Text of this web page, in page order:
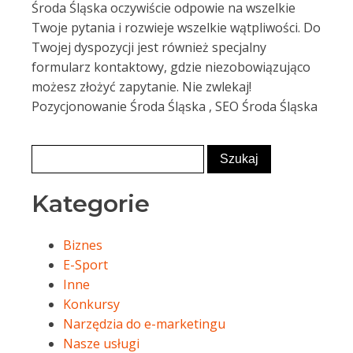
Środa Śląska oczywiście odpowie na wszelkie
Twoje pytania i rozwieje wszelkie wątpliwości. Do
Twojej dyspozycji jest również specjalny
formularz kontaktowy, gdzie niezobowiązująco
możesz złożyć zapytanie. Nie zwlekaj!
Pozycjonowanie Środa Śląska , SEO Środa Śląska
Kategorie
Biznes
E-Sport
Inne
Konkursy
Narzędzia do e-marketingu
Nasze usługi